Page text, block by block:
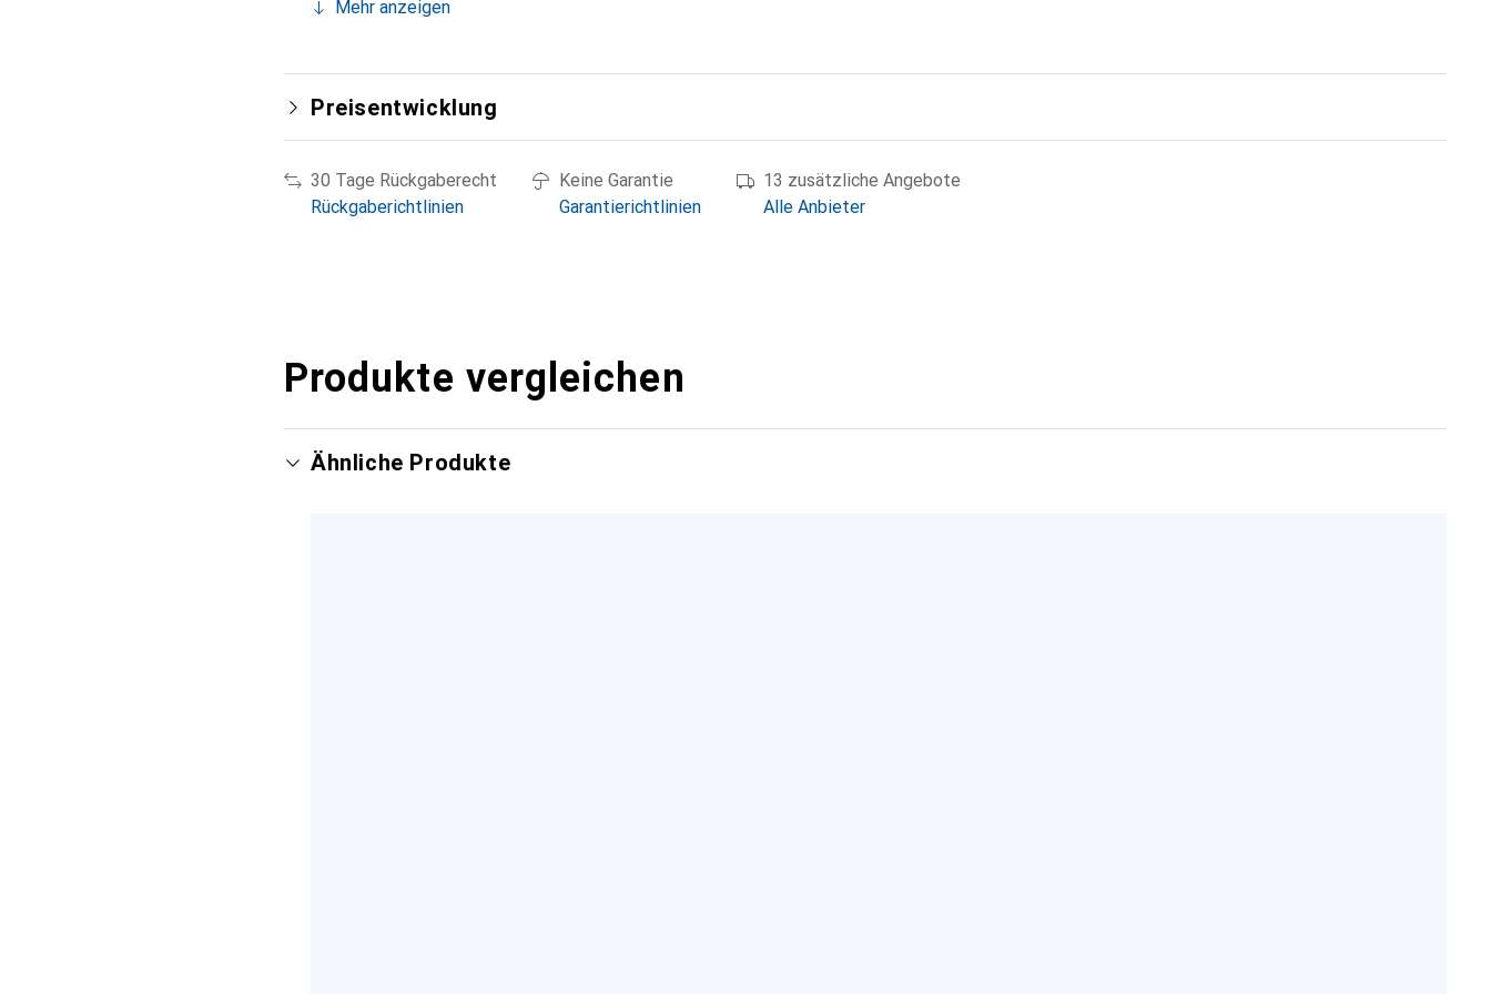
Mehr anzeigen
Preisentwicklung
30 Tage Rückgaberecht
Rückgaberichtlinien
Keine Garantie
Garantierichtlinien
13 zusätzliche Angebote
Alle Anbieter
Produkte vergleichen
Ähnliche Produkte